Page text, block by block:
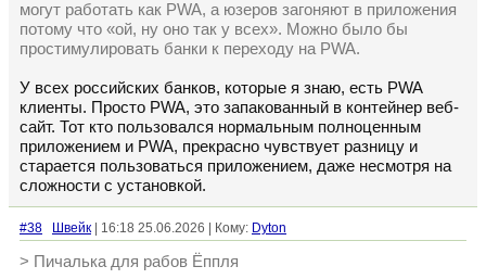
могут работать как PWA, а юзеров загоняют в приложения
потому что «ой, ну оно так у всех». Можно было бы
простимулировать банки к переходу на PWA.
У всех российских банков, которые я знаю, есть PWA
клиенты. Просто PWA, это запакованный в контейнер веб-
сайт. Тот кто пользовался нормальным полноценным
приложением и PWA, прекрасно чувствует разницу и
старается пользоваться приложением, даже несмотря на
сложности с установкой.
#38 Швейк | 16:18 25.06.2026 | Кому: Dyton
> Пичалька для рабов Ёппля